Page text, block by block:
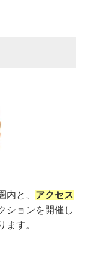
内と、 アクセス
ションを開催し
ます。